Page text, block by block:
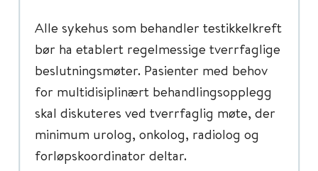
Alle sykehus som behandler testikkelkreft
bør ha etablert regelmessige tverrfaglige
beslutningsmøter. Pasienter med behov
for multidisiplinært behandlingsopplegg
skal diskuteres ved tverrfaglig møte, der
minimum urolog, onkolog, radiolog og
forløpskoordinator deltar.